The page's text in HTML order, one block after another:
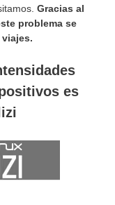
Gracias al
problema se
es